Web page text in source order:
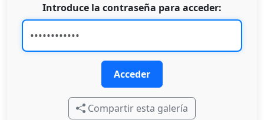
Introduce la contraseña para acceder:
Acceder
Compartir esta galería